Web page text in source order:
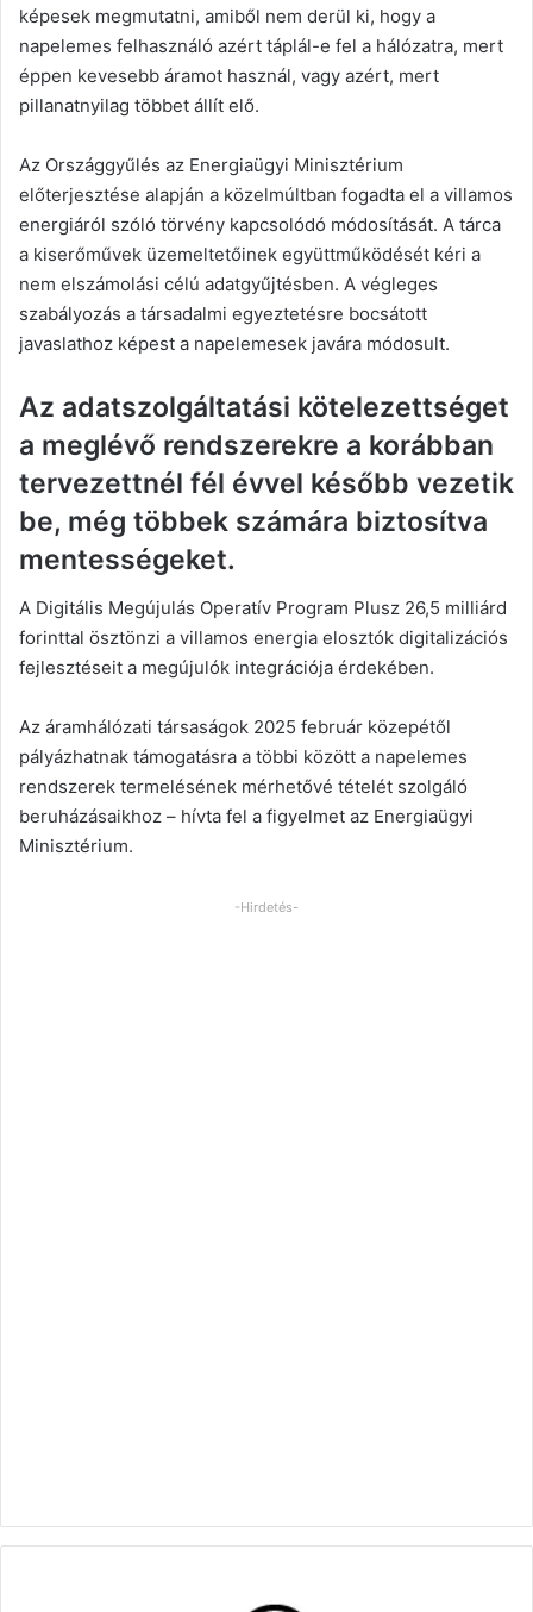
képesek megmutatni, amiből nem derül ki, hogy a
napelemes felhasználó azért táplál-e fel a hálózatra, mert
éppen kevesebb áramot használ, vagy azért, mert
pillanatnyilag többet állít elő.
Az Országgyűlés az Energiaügyi Minisztérium
előterjesztése alapján a közelmúltban fogadta el a villamos
energiáról szóló törvény kapcsolódó módosítását. A tárca
a kiserőművek üzemeltetőinek együttműködését kéri a
nem elszámolási célú adatgyűjtésben. A végleges
szabályozás a társadalmi egyeztetésre bocsátott
javaslathoz képest a napelemesek javára módosult.
Az adatszolgáltatási kötelezettséget
a meglévő rendszerekre a korábban
tervezettnél fél évvel később vezetik
be, még többek számára biztosítva
mentességeket.
A Digitális Megújulás Operatív Program Plusz 26,5 milliárd
forinttal ösztönzi a villamos energia elosztók digitalizációs
fejlesztéseit a megújulók integrációja érdekében.
Az áramhálózati társaságok 2025 február közepétől
pályázhatnak támogatásra a többi között a napelemes
rendszerek termelésének mérhetővé tételét szolgáló
beruházásaikhoz – hívta fel a figyelmet az Energiaügyi
Minisztérium.
-Hirdetés-